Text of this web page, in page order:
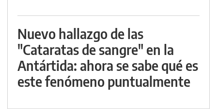
Nuevo hallazgo de las
"Cataratas de sangre" en la
Antártida: ahora se sabe qué es
este fenómeno puntualmente